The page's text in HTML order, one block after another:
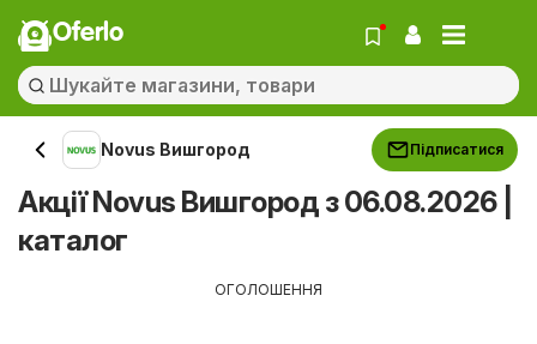
Oferlo
Novus Вишгород Підписатися
Акції Novus Вишгород з 06.08.2026 |
каталог
ОГОЛОШЕННЯ